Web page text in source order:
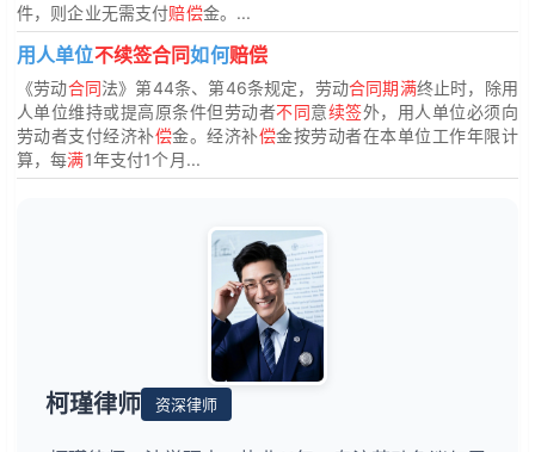
件，则企业无需支付赔偿金。...
用人单位不续签合同如何赔偿
《劳动合同法》第44条、第46条规定，劳动合同期满终止时，除用
人单位维持或提高原条件但劳动者不同意续签外，用人单位必须向
劳动者支付经济补偿金。经济补偿金按劳动者在本单位工作年限计
算，每满1年支付1个月...
柯瑾律师 资深律师